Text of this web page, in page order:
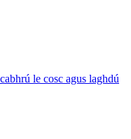
le cosc ​​agus laghdú